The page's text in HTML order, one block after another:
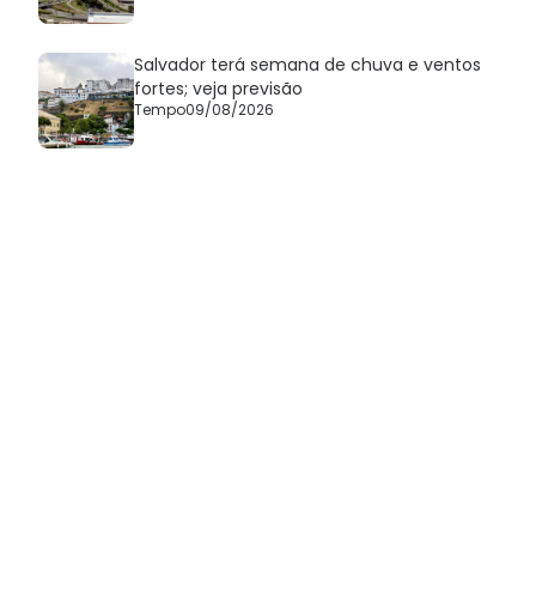
Salvador terá semana de chuva e ventos
fortes; veja previsão
Tempo09/08/2026